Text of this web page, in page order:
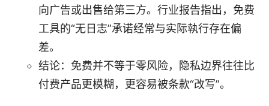
向广告或出售给第三方。行业报告指出，免费
工具的“无日志”承诺经常与实际執行存在偏
差。
结论：免费并不等于零风险，隐私边界往往比
付费产品更模糊，更容易被条款“改写”。